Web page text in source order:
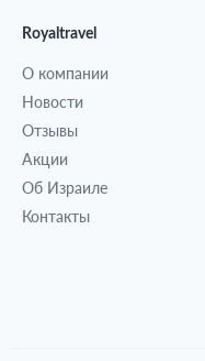
Royaltravel
О компании
Новости
Отзывы
Акции
Об Израиле
Контакты